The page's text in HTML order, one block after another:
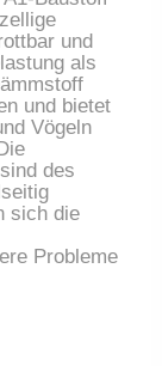
und
als
und bietet
Vögeln
sind des
sich die
Probleme